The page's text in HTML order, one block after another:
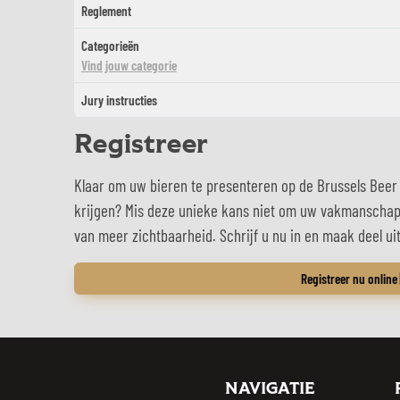
Reglement
Categorieën
Vind jouw categorie
Jury instructies
Registreer
Klaar om uw bieren te presenteren op de Brussels
krijgen? Mis deze unieke kans niet om uw
van meer zichtbaarheid. Schrijf u nu in en maak deel
Registreer nu online
NAVIGATIE